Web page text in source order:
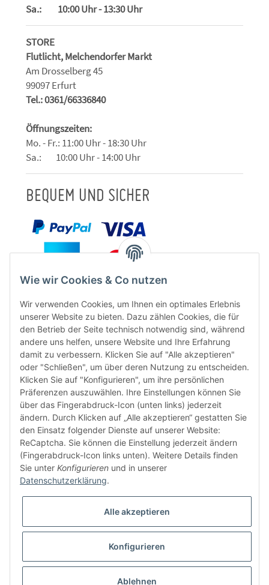
Sa.: 10:00 Uhr - 13:30 Uhr
STORE
Flutlicht, Melchendorfer Markt
Am Drosselberg 45
99097 Erfurt
Tel.: 0361/66336840
Öffnungszeiten:
Mo. - Fr.: 11:00 Uhr - 18:30 Uhr
Sa.: 10:00 Uhr - 14:00 Uhr
BEQUEM UND SICHER
FÜR EUCH UNTERWEGS
Vertrag widerrufen
* Alle Preise inkl. gesetzlicher USt., zzgl.
© buntstoff GmbH Besucherzähler: 2814192
Wie wir Cookies & Co nutzen
Wir verwenden Cookies, um Ihnen ein optimales Erlebnis
unserer Website zu bieten. Dazu zählen Cookies, die für
den Betrieb der Seite technisch notwendig sind, während
andere uns helfen, unsere Website und Ihre Erfahrung
damit zu verbessern. Klicken Sie auf "Alle akzeptieren"
oder "Schließen", um über deren Nutzung zu entscheiden.
Klicken Sie auf "Konfigurieren", um ihre persönlichen
Präferenzen auszuwählen. Ihre Einstellungen können Sie
über das Fingerabdruck-Icon (unten links) jederzeit
ändern. Durch Klicken auf „Alle akzeptieren“ gestatten Sie
den Einsatz folgender Dienste auf unserer Website:
ReCaptcha. Sie können die Einstellung jederzeit ändern
(Fingerabdruck-Icon links unten). Weitere Details finden
Sie unter Konfigurieren und in unserer
Datenschutzerklärung.
Alle akzeptieren
Konfigurieren
Ablehnen